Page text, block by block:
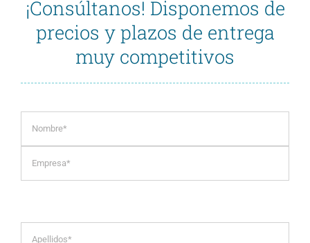
¡Consúltanos! Disponemos de
precios y plazos de entrega
muy competitivos